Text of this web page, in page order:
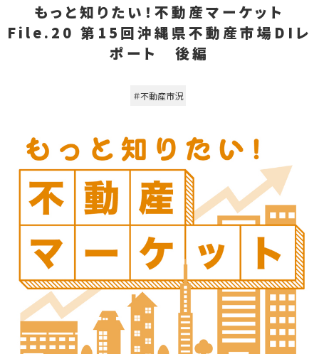
もっと知りたい！不動産マーケット
File.20 第15回沖縄県不動産市場DIレ
ポート 後編
＃不動産市況